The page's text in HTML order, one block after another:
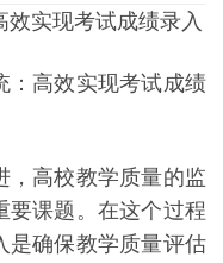
实现考试成绩录入
高效实现考试成绩
高校教学质量的监
要课题。在这个过程
是确保教学质量评估